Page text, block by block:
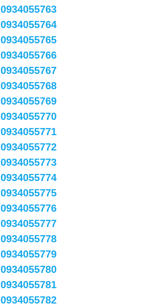
0934055763
0934055764
0934055765
0934055766
0934055767
0934055768
0934055769
0934055770
0934055771
0934055772
0934055773
0934055774
0934055775
0934055776
0934055777
0934055778
0934055779
0934055780
0934055781
0934055782